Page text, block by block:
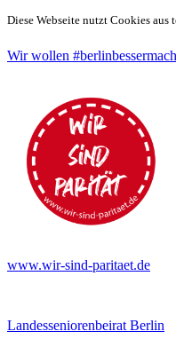
Diese Webseite nutzt Cookies aus
Wir wollen
www.wir-sind-paritaet.de
Landesseniorenbeirat Berlin